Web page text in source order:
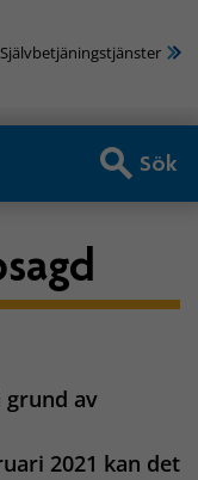
Självbetjäningstjänster
Sök
grund av
2021 kan det